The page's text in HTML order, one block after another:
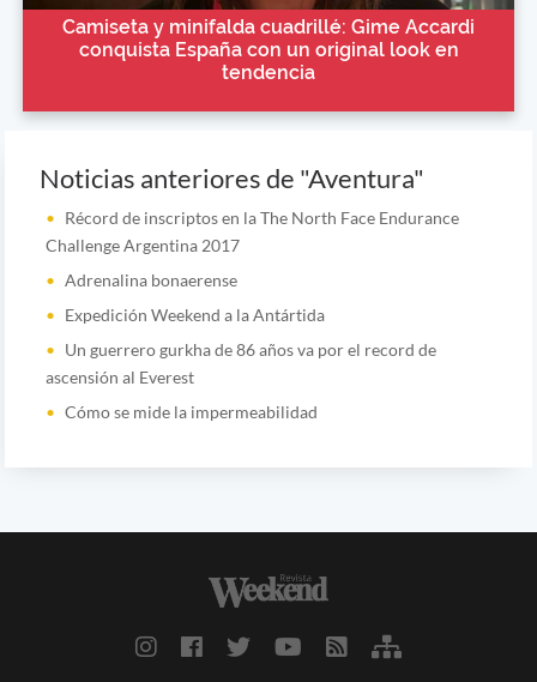
Camiseta y minifalda cuadrillé: Gime Accardi
conquista España con un original look en
tendencia
Noticias anteriores de "Aventura"
Récord de inscriptos en la The North Face Endurance
Challenge Argentina 2017
Adrenalina bonaerense
Expedición Weekend a la Antártida
Un guerrero gurkha de 86 años va por el record de
ascensión al Everest
Cómo se mide la impermeabilidad